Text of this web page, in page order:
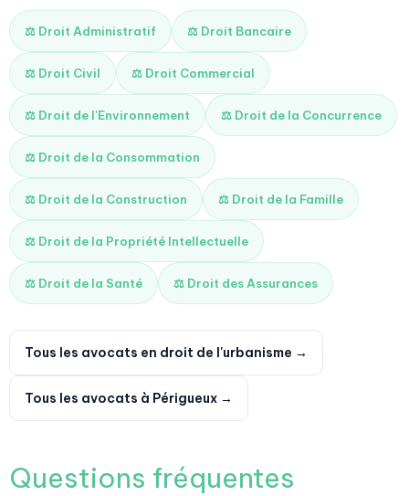
⚖️ Droit Administratif ⚖️ Droit Bancaire
⚖️ Droit Civil ⚖️ Droit Commercial
⚖️ Droit de l'Environnement ⚖️ Droit de la Concurrence
⚖️ Droit de la Consommation
⚖️ Droit de la Construction ⚖️ Droit de la Famille
⚖️ Droit de la Propriété Intellectuelle
⚖️ Droit de la Santé ⚖️ Droit des Assurances
Tous les avocats en droit de l'urbanisme →
Tous les avocats à Périgueux →
Questions fréquentes